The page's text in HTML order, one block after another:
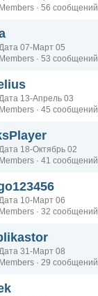
Members · 56 сообщений
07-Март 05
Members · 53 сообщений
13-Апрель 03
Members · 45 сообщений
18-Октябрь 02
Members · 41 сообщений
10-Март 06
Members · 32 сообщений
31-Март 08
Members · 29 сообщений